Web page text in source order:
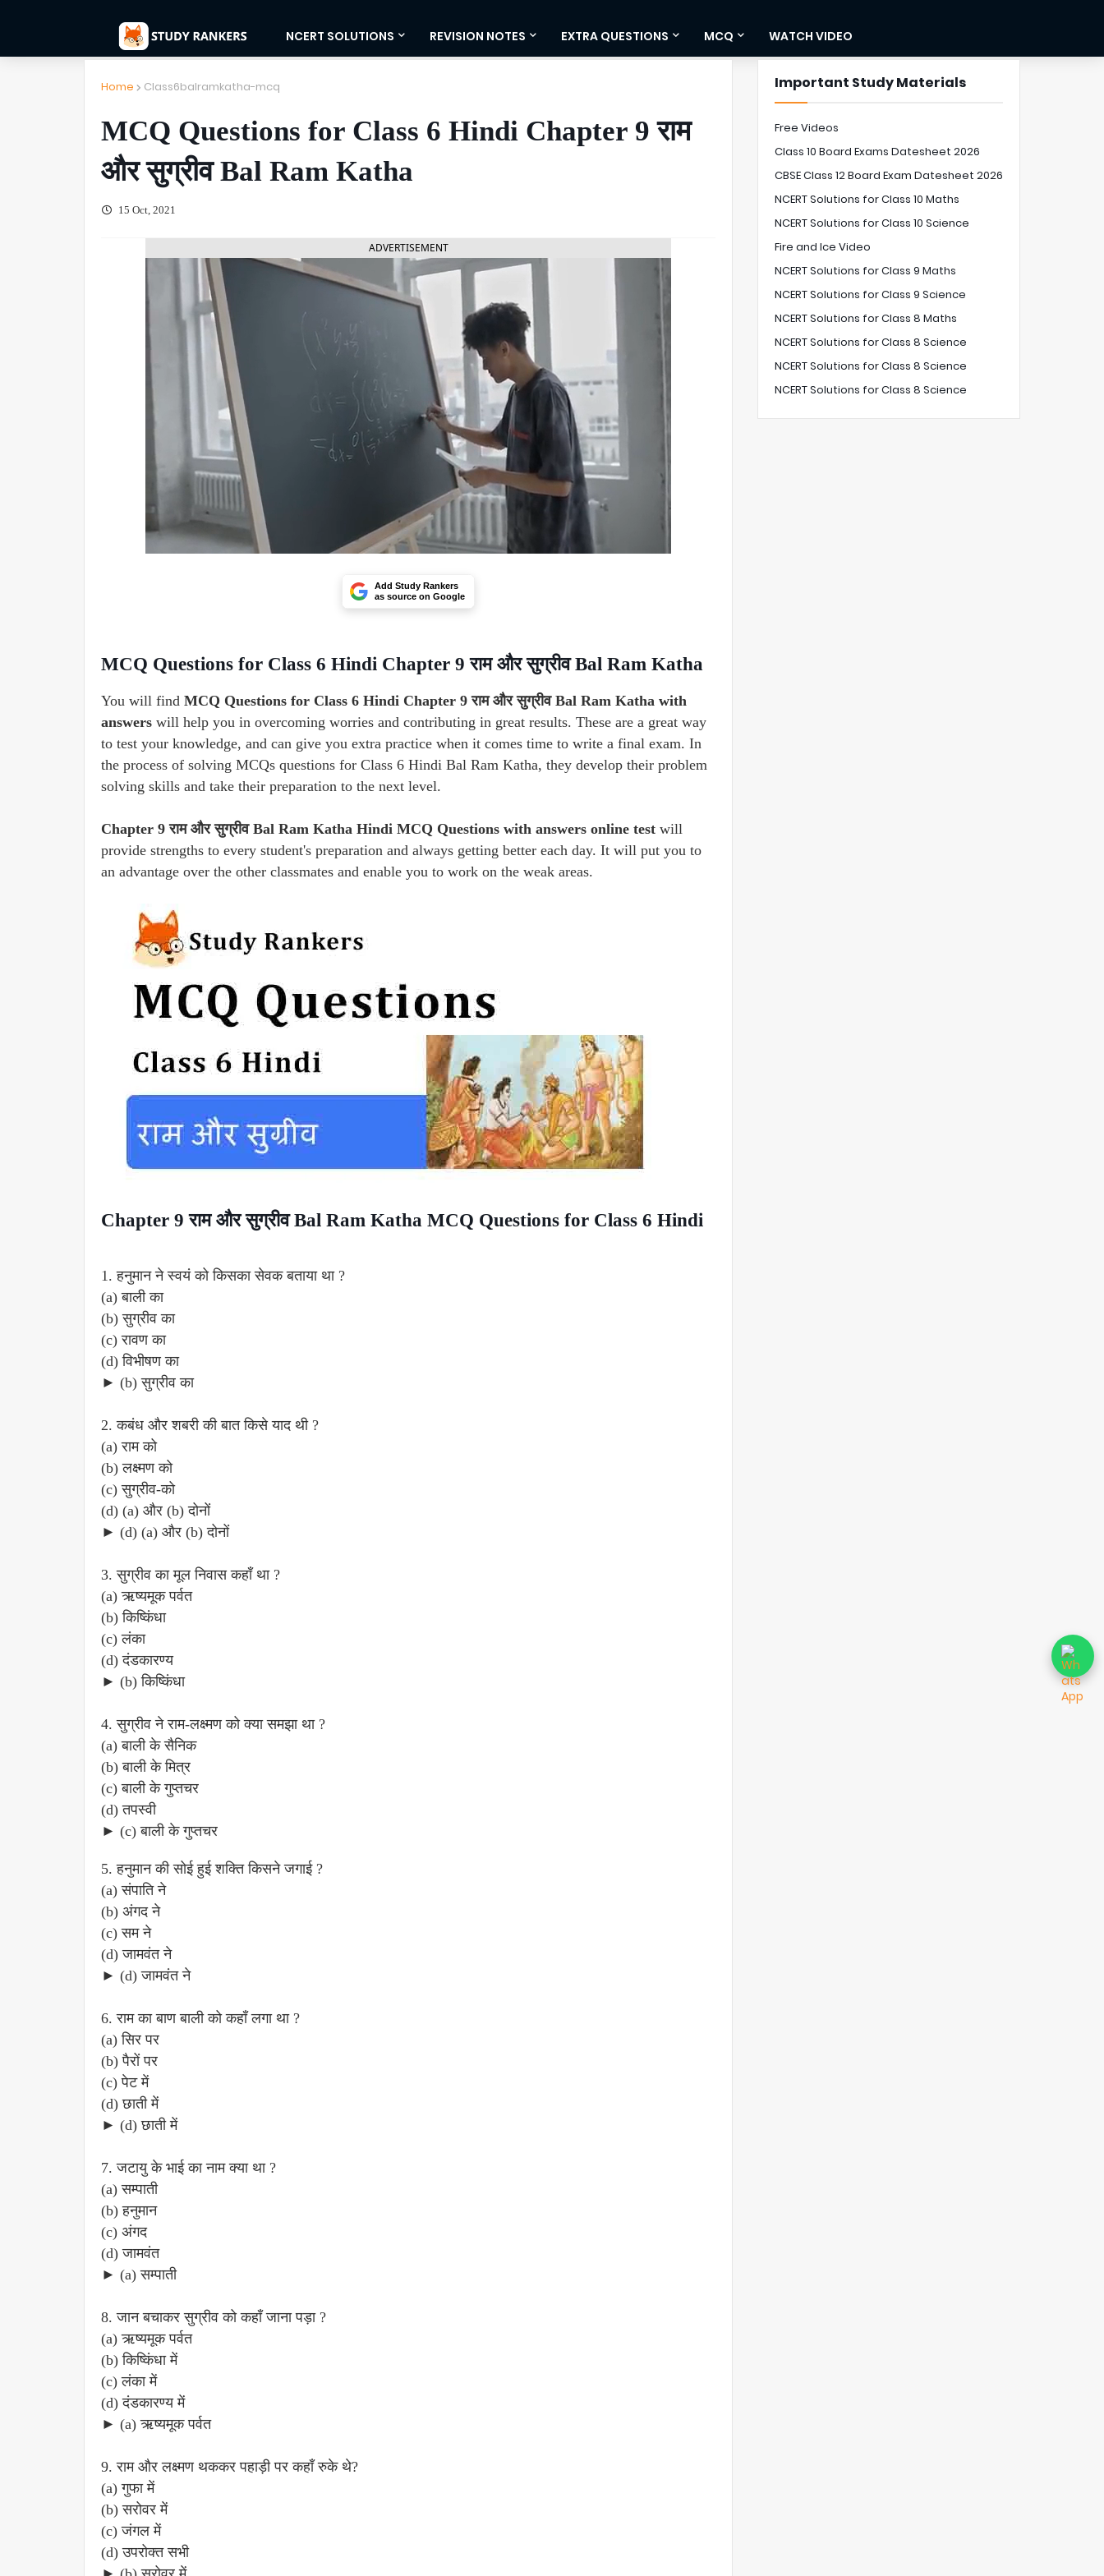
NCERT SOLUTIONS REVISION NOTES EXTRA QUESTIONS MCQ WATCH VIDEO
Home Class6balramkatha-mcq
MCQ Questions for Class 6 Hindi Chapter 9 राम
और सुग्रीव Bal Ram Katha
15 Oct, 2021
ADVERTISEMENT
Add Study Rankers
as source on Google
MCQ Questions for Class 6 Hindi Chapter 9 राम और सुग्रीव Bal Ram Katha
You will find MCQ Questions for Class 6 Hindi Chapter 9 राम और सुग्रीव Bal Ram Katha with
answers will help you in overcoming worries and contributing in great results. These are a great way
to test your knowledge, and can give you extra practice when it comes time to write a final exam. In
the process of solving MCQs questions for Class 6 Hindi Bal Ram Katha, they develop their problem
solving skills and take their preparation to the next level.
Chapter 9 राम और सुग्रीव Bal Ram Katha Hindi MCQ Questions with answers online test will
provide strengths to every student's preparation and always getting better each day. It will put you to
an advantage over the other classmates and enable you to work on the weak areas.
Chapter 9 राम और सुग्रीव Bal Ram Katha MCQ Questions for Class 6 Hindi
1. हनुमान ने स्वयं को किसका सेवक बताया था ?
(a) बाली का
(b) सुग्रीव का
(c) रावण का
(d) विभीषण का
► (b) सुग्रीव का
2. कबंध और शबरी की बात किसे याद थी ?
(a) राम को
(b) लक्ष्मण को
(c) सुग्रीव-को
(d) (a) और (b) दोनों
► (d) (a) और (b) दोनों
3. सुग्रीव का मूल निवास कहाँ था ?
(a) ऋष्यमूक पर्वत
(b) किष्किंधा
(c) लंका
(d) दंडकारण्य
► (b) किष्किंधा
4. सुग्रीव ने राम-लक्ष्मण को क्या समझा था ?
(a) बाली के सैनिक
(b) बाली के मित्र
(c) बाली के गुप्तचर
(d) तपस्वी
► (c) बाली के गुप्तचर
5. हनुमान की सोई हुई शक्ति किसने जगाई ?
(a) संपाति ने
(b) अंगद ने
(c) सम ने
(d) जामवंत ने
► (d) जामवंत ने
6. राम का बाण बाली को कहाँ लगा था ?
(a) सिर पर
(b) पैरों पर
(c) पेट में
(d) छाती में
► (d) छाती में
7. जटायु के भाई का नाम क्या था ?
(a) सम्पाती
(b) हनुमान
(c) अंगद
(d) जामवंत
► (a) सम्पाती
8. जान बचाकर सुग्रीव को कहाँ जाना पड़ा ?
(a) ऋष्यमूक पर्वत
(b) किष्किंधा में
(c) लंका में
(d) दंडकारण्य में
► (a) ऋष्यमूक पर्वत
9. राम और लक्ष्मण थककर पहाड़ी पर कहाँ रुके थे?
(a) गुफा में
(b) सरोवर में
(c) जंगल में
(d) उपरोक्त सभी
Important Study Materials
Free Videos
Class 10 Board Exams Datesheet 2026
CBSE Class 12 Board Exam Datesheet 2026
NCERT Solutions for Class 10 Maths
NCERT Solutions for Class 10 Science
Fire and Ice Video
NCERT Solutions for Class 9 Maths
NCERT Solutions for Class 9 Science
NCERT Solutions for Class 8 Maths
NCERT Solutions for Class 8 Science
NCERT Solutions for Class 8 Science
NCERT Solutions for Class 8 Science